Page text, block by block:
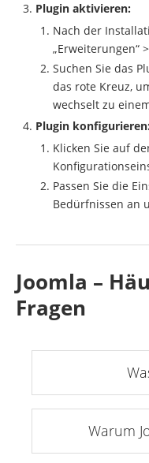
Plugin aktivieren:
Nach der
„Erweiterungen“
Suchen Sie das
das rote Kreuz,
wechselt zu
Plugin konfigurieren:
Klicken Sie auf
Passen Sie die
Bedürfnissen an
Joomla –
Fragen
Warum